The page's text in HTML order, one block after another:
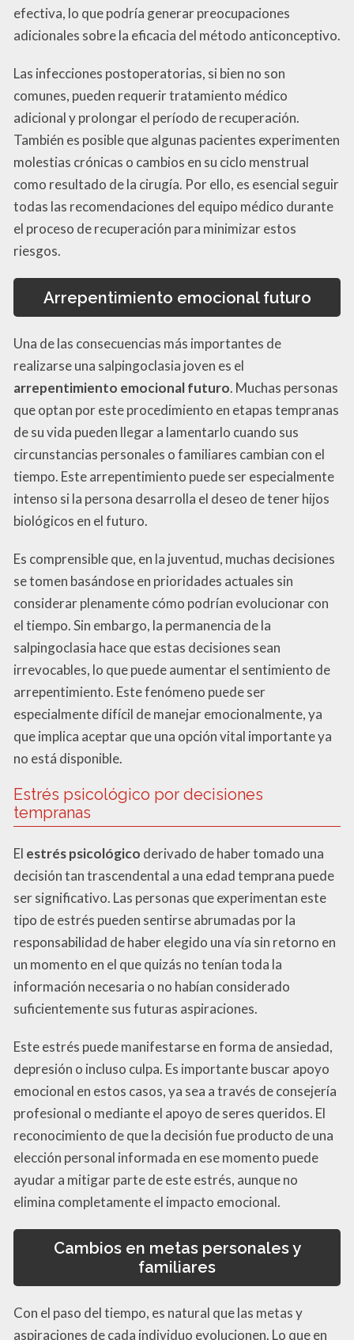
efectiva, lo que podría generar preocupaciones
adicionales sobre la eficacia del método anticonceptivo.
Las infecciones postoperatorias, si bien no son
comunes, pueden requerir tratamiento médico
adicional y prolongar el período de recuperación.
También es posible que algunas pacientes experimenten
molestias crónicas o cambios en su ciclo menstrual
como resultado de la cirugía. Por ello, es esencial seguir
todas las recomendaciones del equipo médico durante
el proceso de recuperación para minimizar estos
riesgos.
Arrepentimiento emocional futuro
Una de las consecuencias más importantes de
realizarse una salpingoclasia joven es el
arrepentimiento emocional futuro. Muchas personas
que optan por este procedimiento en etapas tempranas
de su vida pueden llegar a lamentarlo cuando sus
circunstancias personales o familiares cambian con el
tiempo. Este arrepentimiento puede ser especialmente
intenso si la persona desarrolla el deseo de tener hijos
biológicos en el futuro.
Es comprensible que, en la juventud, muchas decisiones
se tomen basándose en prioridades actuales sin
considerar plenamente cómo podrían evolucionar con
el tiempo. Sin embargo, la permanencia de la
salpingoclasia hace que estas decisiones sean
irrevocables, lo que puede aumentar el sentimiento de
arrepentimiento. Este fenómeno puede ser
especialmente difícil de manejar emocionalmente, ya
que implica aceptar que una opción vital importante ya
no está disponible.
Estrés psicológico por decisiones
tempranas
El estrés psicológico derivado de haber tomado una
decisión tan trascendental a una edad temprana puede
ser significativo. Las personas que experimentan este
tipo de estrés pueden sentirse abrumadas por la
responsabilidad de haber elegido una vía sin retorno en
un momento en el que quizás no tenían toda la
información necesaria o no habían considerado
suficientemente sus futuras aspiraciones.
Este estrés puede manifestarse en forma de ansiedad,
depresión o incluso culpa. Es importante buscar apoyo
emocional en estos casos, ya sea a través de consejería
profesional o mediante el apoyo de seres queridos. El
reconocimiento de que la decisión fue producto de una
elección personal informada en ese momento puede
ayudar a mitigar parte de este estrés, aunque no
elimina completamente el impacto emocional.
Cambios en metas personales y
familiares
Con el paso del tiempo, es natural que las metas y
aspiraciones de cada individuo evolucionen. Lo que en